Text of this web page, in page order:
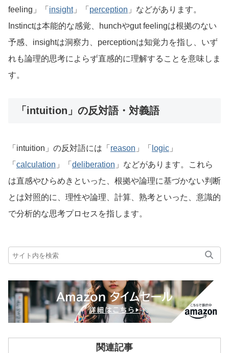
feeling」「 insight」「 perception 」などがあります。
Instinctは本能的な感覚、hunchやgut feelingは根拠のない
予感、insightは洞察力、perceptionは知覚力を指し、いず
れも論理的思考によらず直感的に理解することを意味しま
す。
「intuition」の反対語・対義語
「intuition」の反対語には「 reason 」「 logic 」
「 calculation 」「 deliberation 」などがあります。これら
は直感やひらめきといった、根拠や論理に基づかない判断
とは対照的に、理性や論理、計算、熟考といった、意識的
で分析的な思考プロセスを指します。
関連記事